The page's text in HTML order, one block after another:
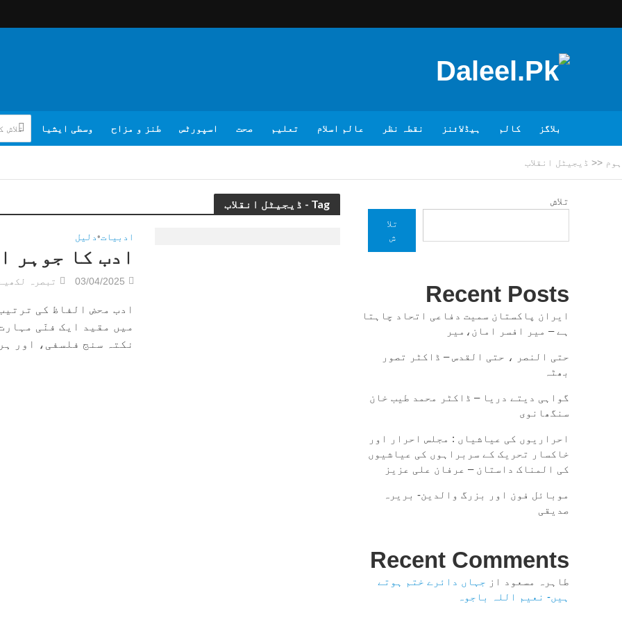
بلاگز کالم ہیڈلائنز نقطہ نظر عالم اسلام تعلیم صحت اسپورٹس طنز و مزاح وسطی ایشیا
ہوم << ڈیجیٹل انقلاب
Tag - ڈیجیٹل انقلاب
ادبیات•دلیل
ادب کا جوہر
03/04/2025 تبصرہ
ادب محض الفاظ کی
میں مقید ایک فنّی
نکتہ سنج فلسفی، اور
تلاش
تلا
ش
Recent Posts
ایران پاکستان سمیت دفاعی اتحاد چاہتا
ہے – میر افسر امان،میر
حتی النصر ، حتی القدس – ڈاکٹر تصور
بھٹہ
گواہی دیتے دریا – ڈاکٹر محمد طیب خان
سنگھانوی
احراریوں کی عیاشیاں : مجلس احرار اور
خاکسار تحریک کے سربراہوں کی عیاشیوں
کی المناک داستان – عرفان علی عزیز
موبائل فون اور بزرگ والدین- بریرہ
صدیقی
Recent Comments
طاہرہ مسعود از جہاں دائرے ختم ہوتے
ہیں- نعیم اللہ باجوہ